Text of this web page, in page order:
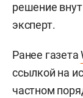
решение
эксперт.
Ранее газета
ссылкой на
частном